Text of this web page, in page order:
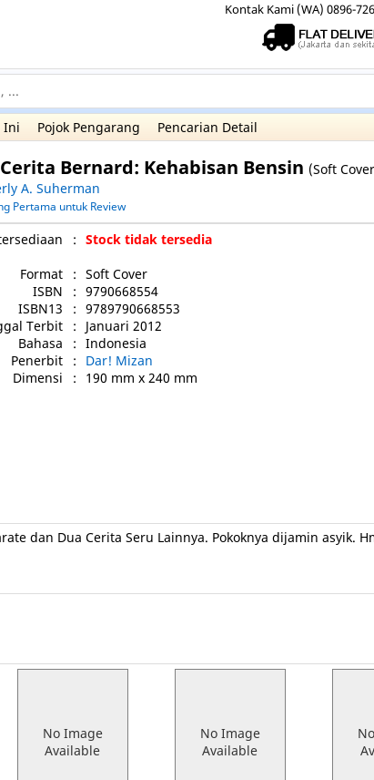
Kontak Kami (WA) 0896-
Ini Pojok Pengarang Pencarian Detail
Bernard: Kehabisan Bensin (Soft
A. Suherman
Pertama untuk Review
: Stock tidak tersedia
Format
: Soft Cover
ISBN
: 9790668554
ISBN13
: 9789790668553
Terbit
:
Januari 2012
Bahasa
: Indonesia
Penerbit
:
Dar! Mizan
Dimensi
: 190 mm x 240 mm
dan Dua Cerita Seru Lainnya. Pokoknya dijamin asyik.
No Image
Available
No Image
Available